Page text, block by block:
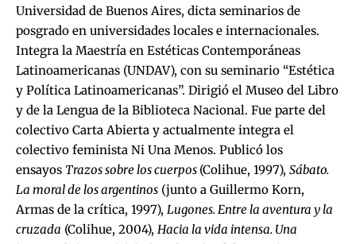
Universidad de Buenos Aires, dicta seminarios de
posgrado en universidades locales e internacionales.
Integra la Maestría en Estéticas Contemporáneas
Latinoamericanas (UNDAV), con su seminario “Estética
y Política Latinoamericanas”. Dirigió el Museo del Libro
y de la Lengua de la Biblioteca Nacional. Fue parte del
colectivo Carta Abierta y actualmente integra el
colectivo feminista Ni Una Menos. Publicó los
ensayos Trazos sobre los cuerpos (Colihue, 1997), Sábato.
La moral de los argentinos (junto a Guillermo Korn,
Armas de la crítica, 1997), Lugones. Entre la aventura y la
cruzada (Colihue, 2004), Hacia la vida intensa. Una